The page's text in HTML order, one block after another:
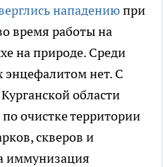
нападениюпри
время работы на
на природе. Среди
нет. С
области
очистке территории
скверов и
иммунизация